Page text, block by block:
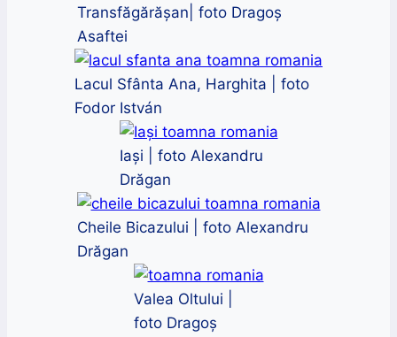
Transfăgărășan| foto Dragoș
Asaftei
Lacul Sfânta Ana, Harghita | foto
Fodor István
Iași | foto Alexandru
Drăgan
Cheile Bicazului | foto Alexandru
Drăgan
Valea Oltului |
foto Dragoș